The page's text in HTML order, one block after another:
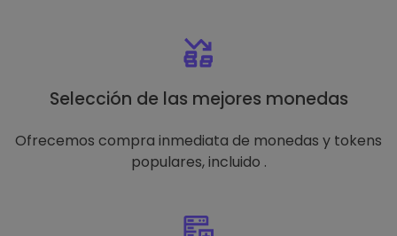
Selección de las mejores monedas
Ofrecemos compra inmediata de monedas y tokens
populares, incluido .